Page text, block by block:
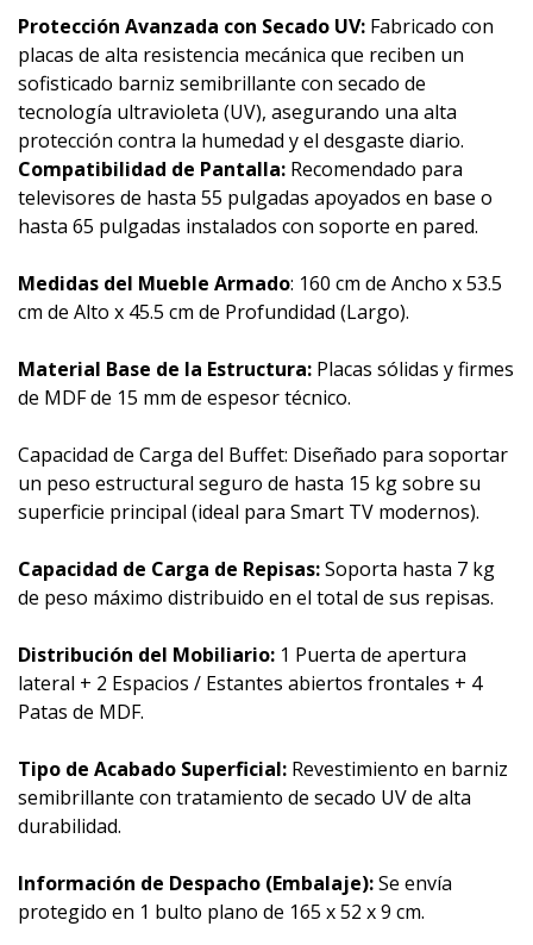
Protección Avanzada con Secado UV: Fabricado con
placas de alta resistencia mecánica que reciben un
sofisticado barniz semibrillante con secado de
tecnología ultravioleta (UV), asegurando una alta
protección contra la humedad y el desgaste diario.
Compatibilidad de Pantalla: Recomendado para
televisores de hasta 55 pulgadas apoyados en base o
hasta 65 pulgadas instalados con soporte en pared.
Medidas del Mueble Armado: 160 cm de Ancho x 53.5
cm de Alto x 45.5 cm de Profundidad (Largo).
Material Base de la Estructura: Placas sólidas y firmes
de MDF de 15 mm de espesor técnico.
Capacidad de Carga del Buffet: Diseñado para soportar
un peso estructural seguro de hasta 15 kg sobre su
superficie principal (ideal para Smart TV modernos).
Capacidad de Carga de Repisas:Soporta hasta 7 kg
de peso máximo distribuido en el total de sus repisas.
Distribución del Mobiliario: 1 Puerta de apertura
lateral + 2 Espacios / Estantes abiertos frontales + 4
Patas de MDF.
Tipo de Acabado Superficial: Revestimiento en barniz
semibrillante con tratamiento de secado UV de alta
durabilidad.
Información de Despacho (Embalaje):Se envía
protegido en 1 bulto plano de 165 x 52 x 9 cm.